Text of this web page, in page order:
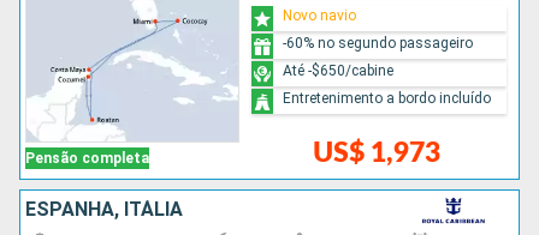
Pensão completa US$ 1,973
Novo navio
-60% no segundo passageiro
Até -$650/cabine
Entretenimento a bordo incluído
ESPANHA, ITÁLIA